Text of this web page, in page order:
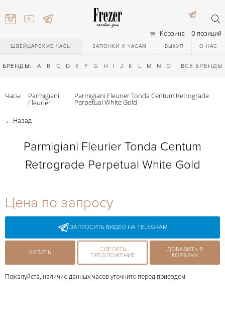
Корзина 0 позиций
ШВЕЙЦАРСКИЕ ЧАСЫ ЗАПОНКИ К ЧАСАМ ВЫКУП О НАС
БРЕНДЫ: A B C D E F G H I J K L M N O Q R S T
ВСЕ БРЕНДЫ
27-44
Часы Parmigiani
Fleurier
Parmigiani Fleurier Tonda Centum Retrograde
Perpetual White Gold
← Назад
Parmigiani Fleurier Tonda Centum
Retrograde Perpetual White Gold
Цена по запросу
ЗАПРОСИТЬ ВИДЕО НА TELEGRAM
КУПИТЬ
СДЕЛАТЬ
ПРЕДЛОЖЕНИЕ
ДОБАВИТЬ В
КОРЗИНУ
Пожалуйста, наличие данных часов уточните перед приездом